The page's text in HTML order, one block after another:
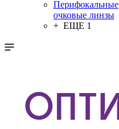
Перифокальные
очковые линзы
+ ЕЩЕ 1